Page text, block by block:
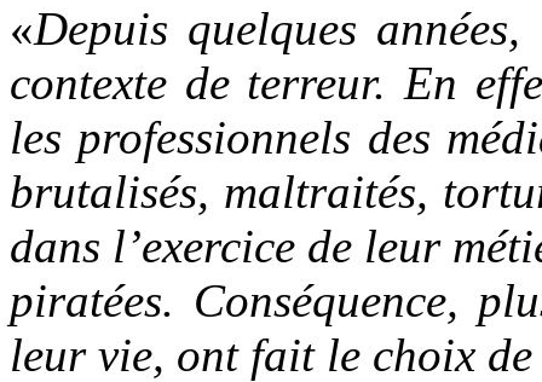
«Depuis quelques
contexte de terreur. En
les professionnels des
brutalisés, maltraités,
dans l’exercice de leur
piratées. Conséquence,
leur vie, ont fait le choix de